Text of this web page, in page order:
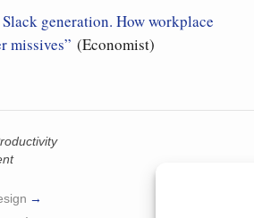
generation. How workplace
missives” (Economist)